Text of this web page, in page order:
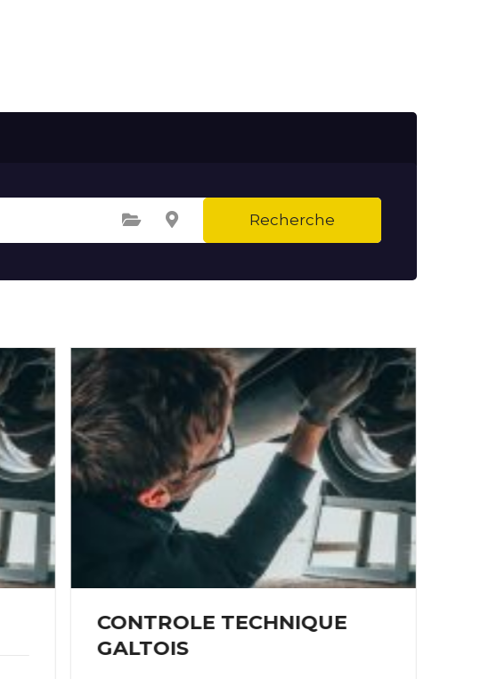
Sélectionnez une catégorie Sélectionnez le lieu Recherche
CONTROLE TECHNIQUE
GALTOIS